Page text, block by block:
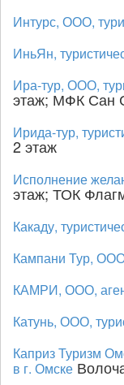
Интурс, ООО,
ИньЯн,
Ира-тур, ООО,
этаж; МФК Сан
Ирида-тур,
2 этаж
Исполнение
этаж; ТОК
Какаду,
Кампани Тур,
КАМРИ, ООО,
Катунь, ООО,
Каприз Туризм
в г. Омске